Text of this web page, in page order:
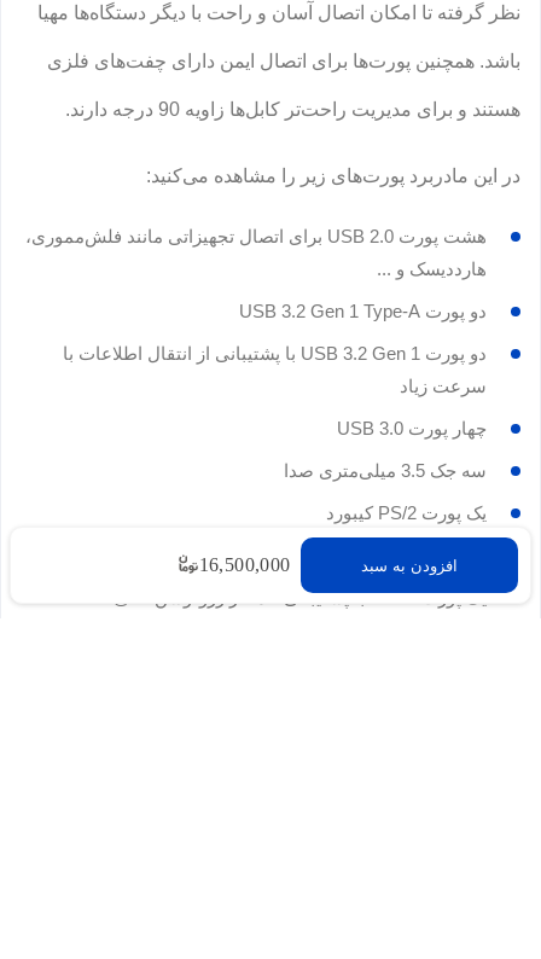
16,500,000 افزودن به سبد
نظر گرفته تا امکان اتصال آسان و راحت با دیگر دستگاه‌ها مهیا
باشد. همچنین پورت‌ها برای اتصال ایمن دارای چفت‌های فلزی
هستند و برای مدیریت راحت‌تر کابل‌ها زاویه 90 درجه دارند.
در این مادربرد پورت‌های زیر را مشاهده می‌کنید:
هشت پورت USB 2.0 برای اتصال تجهیزاتی مانند فلش‌مموری،
هارددیسک و ...
دو پورت USB 3.2 Gen 1 Type-A
دو پورت USB 3.2 Gen 1 با پشتیبانی از انتقال اطلاعات با
سرعت زیاد
چهار پورت USB 3.0
سه جک 3.5 میلی‌متری صدا
یک پورت PS/2 کیبورد
یک پورت PS/2 موس
یک پورت HDMI با پشتیبانی حداکثر رزولوشن 4K@64